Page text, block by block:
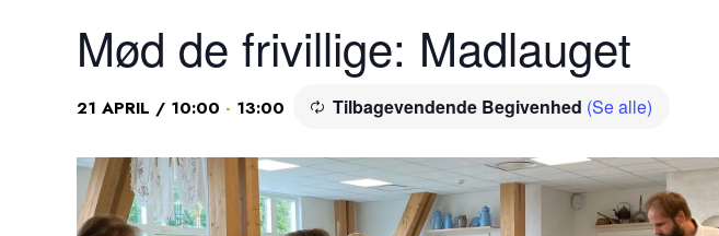
Mød de frivillige: Madlauget
21 APRIL / 10:00 - 13:00 Tilbagevendende Begivenhed (Se alle)